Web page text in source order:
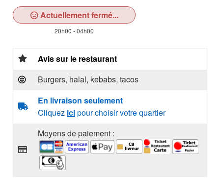
Actuellement fermé...
20h00 - 04h00
Avis sur le restaurant
Burgers, halal, kebabs, tacos
En livraison seulement
Cliquez icipour choisir votre quartier
Moyens de paiement :